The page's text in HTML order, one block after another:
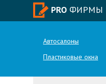
PRO ФИРМЫ
Автосалоны
Пластиковые окна